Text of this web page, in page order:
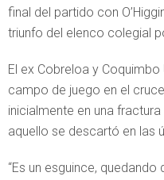
final del partido con
triunfo del elenco colegial
El ex Cobreloa y
campo de juego en el
inicialmente en una
aquello se descartó en las
“Es un esguince,